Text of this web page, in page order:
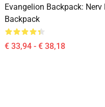
Evangelion Backpack: Nerv
Backpack
€ 33,94 - € 38,18